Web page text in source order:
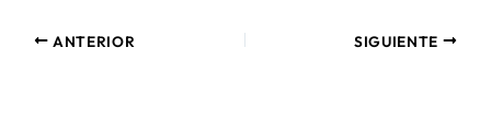
ANTERIOR SIGUIENTE